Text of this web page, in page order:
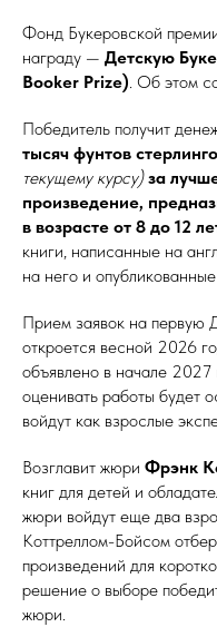
Фонд Букеровской
награду — Детскую
Booker Prize). Об этом
Победитель получит
тысяч фунтов
текущему курсу)за
произведение,
в возрасте от 8 до 12
книги, написанные на
на него и
Прием заявок на первую
откроется весной 2026
объявлено в начале 2027
оценивать работы будет
войдут как взрослые
Возглавит жюри Фрэнк
книг для детей и
жюри войдут еще два
Коттреллом-Бойсом
произведений для
решение о выборе
жюри.